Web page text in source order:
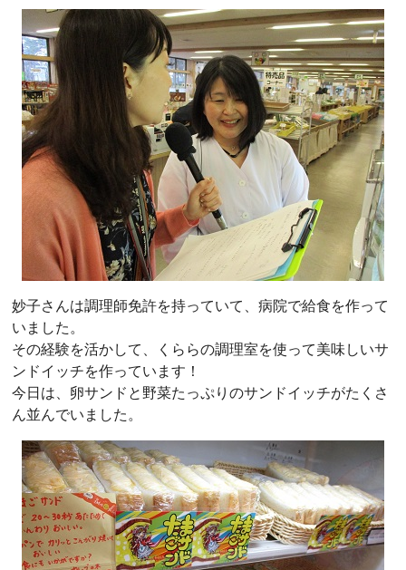
妙子さんは調理師免許を持っていて、病院で給食を作って
いました。
その経験を活かして、くららの調理室を使って美味しいサ
ンドイッチを作っています！
今日は、卵サンドと野菜たっぷりのサンドイッチがたくさ
ん並んでいました。